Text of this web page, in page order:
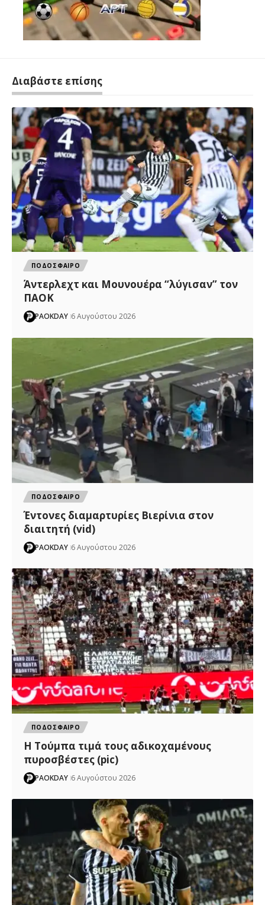
Διαβάστε επίσης
ΠΟΔΟΣΦΑΙΡΟ
Άντερλεχτ και Μουνουέρα “λύγισαν” τον
ΠΑΟΚ
PAOKDAY 6 Αυγούστου 2026
ΠΟΔΟΣΦΑΙΡΟ
Έντονες διαμαρτυρίες Βιερίνια στον
διαιτητή (vid)
PAOKDAY 6 Αυγούστου 2026
ΠΟΔΟΣΦΑΙΡΟ
H Tούμπα τιμά τους αδικοχαμένους
πυροσβέστες (pic)
PAOKDAY 6 Αυγούστου 2026